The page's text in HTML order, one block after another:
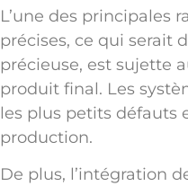
L’une des principales
précises, ce qui serait
précieuse, est sujette
produit final. Les
les plus petits défauts
production.
De plus, l’intégration